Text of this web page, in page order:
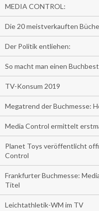
MEDIA CONTROL:
Die 20 meistverkauften
Der Politik entliehen:
So macht man einen
TV-Konsum 2019
Megatrend der Buchmesse:
Media Control ermittelt
Planet Toys veröffentlicht
Control
Frankfurter Buchmesse:
Titel
Leichtathletik-WM im TV